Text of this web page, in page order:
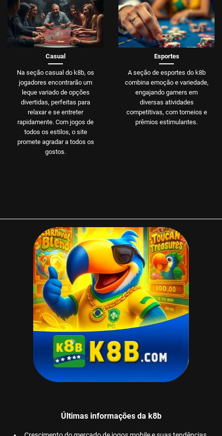
Casual
Na seção casual do k8b, os
jogadores encontrarão um
leque variado de opções
divertidas, perfeitas para
relaxar e se entreter
rapidamente. Com jogos de
todos os estilos, o site
promete agradar a todos os
gostos.
Esportes
A seção de esportes do k8b
combina emoção e variedade,
engajando gamers em
diversas atividades
competitivas, com torneios e
prêmios estimulantes.
Últimas informações da k8b